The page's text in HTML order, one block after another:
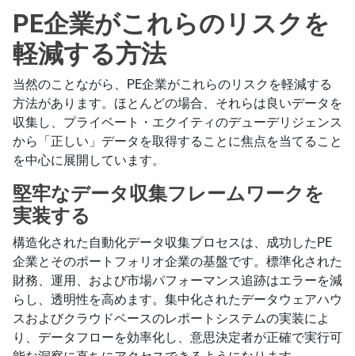
PE企業がこれらのリスクを
軽減する方法
当然のことながら、PE企業がこれらのリスクを軽減する
方法があります。ほとんどの場合、それらは良いデータを
収集し、プライベート・エクイティのデューデリジェンス
から「正しい」データを取得することに焦点を当てること
を中心に展開しています。
堅牢なデータ収集フレームワークを
実装する
構造化された自動化データ収集プロセスは、成功したPE
企業とそのポートフォリオ企業の基盤です。標準化された
財務、運用、および市場パフォーマンス追跡はエラーを減
らし、透明性を高めます。集中化されたデータウェアハウ
スおよびクラウドベースのレポートシステムの実装によ
り、データフローを効率化し、意思決定者が正確で実行可